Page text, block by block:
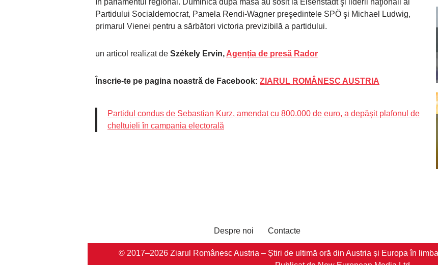
în parlamentul regional. Duminică după masă au sosit la Eisenstadt şi liderii naţionali ai
Partidului Socialdemocrat, Pamela Rendi-Wagner preşedintele SPÖ şi Michael Ludwig,
primarul Vienei pentru a sărbători victoria previzibilă a partidului.
un articol realizat de Székely Ervin, Agenția de presă Rador
Înscrie-te pe pagina noastră de Facebook: ZIARUL ROMÂNESC AUSTRIA
Partidul condus de Sebastian Kurz, amendat cu 800.000 de euro, a depăşit plafonul de
cheltuieli în campania electorală
Despre noi Contacte
© 2017–2026 Ziarul Românesc Austria – Știri de ultimă oră din Austria și Europa în